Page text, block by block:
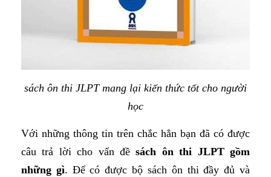
sách ôn thi JLPT mang lại kiến thức tốt cho người
học
Với những thông tin trên chắc hẳn bạn đã có được
câu trả lời cho vấn đềsách ôn thi JLPT gồm
những gì. Để có được bộ sách ôn thi đầy đủ và